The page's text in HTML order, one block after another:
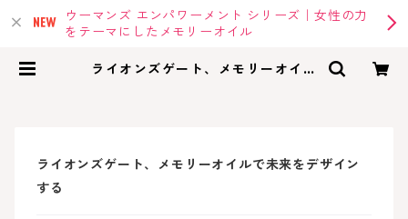
ウーマンズ エンパワーメント シリーズ｜女性の力
をテーマにしたメモリーオイル
ライオンズゲート、メモリーオイル
ライオンズゲート、メモリーオイルで未来をデザイン
する